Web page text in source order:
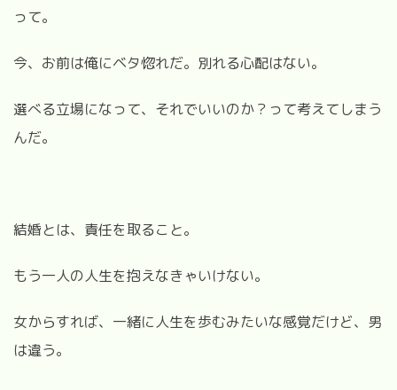
って。
今、お前は俺にベタ惚れだ。別れる心配はない。
選べる立場になって、それでいいのか？って考えてしまう
んだ。
結婚とは、責任を取ること。
もう一人の人生を抱えなきゃいけない。
女からすれば、一緒に人生を歩むみたいな感覚だけど、男
は違う。